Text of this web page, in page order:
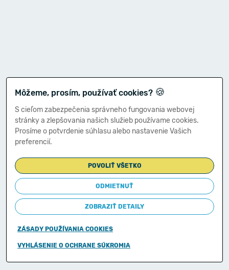
Môžeme, prosím, používať cookies? 🍪
S cieľom zabezpečenia správneho fungovania webovej
stránky a zlepšovania našich služieb používame cookies.
Prosíme o potvrdenie súhlasu alebo nastavenie Vašich
preferencií.
POVOLIŤ VŠETKO
ODMIETNUŤ
ZOBRAZIŤ DETAILY
ZÁSADY POUŽÍVANIA COOKIES
VYHLÁSENIE O OCHRANE SÚKROMIA
Copyright © 2011-2026